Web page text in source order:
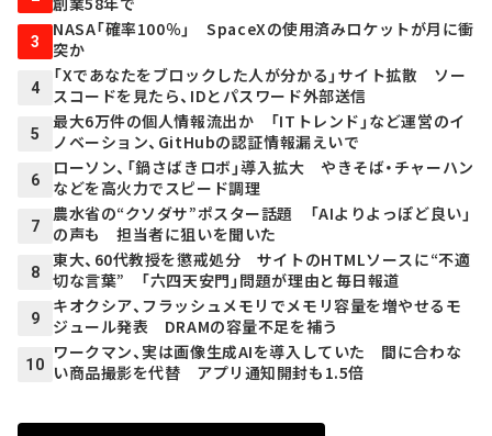
3
NASA「確率100％」 SpaceXの使用済みロケットが月に衝
突か
4
「Xであなたをブロックした人が分かる」サイト拡散 ソー
スコードを見たら、IDとパスワード外部送信
5
最大6万件の個人情報流出か 「ITトレンド」など運営のイ
ノベーション、GitHubの認証情報漏えいで
6
ローソン、「鍋さばきロボ」導入拡大 やきそば・チャーハン
などを高火力でスピード調理
7
農水省の“クソダサ”ポスター話題 「AIよりよっぽど良い」
の声も 担当者に狙いを聞いた
8
東大、60代教授を懲戒処分 サイトのHTMLソースに“不適
切な言葉” 「六四天安門」問題が理由と毎日報道
9
キオクシア、フラッシュメモリでメモリ容量を増やせるモ
ジュール発表 DRAMの容量不足を補う
10
ワークマン、実は画像生成AIを導入していた 間に合わな
い商品撮影を代替 アプリ通知開封も1.5倍